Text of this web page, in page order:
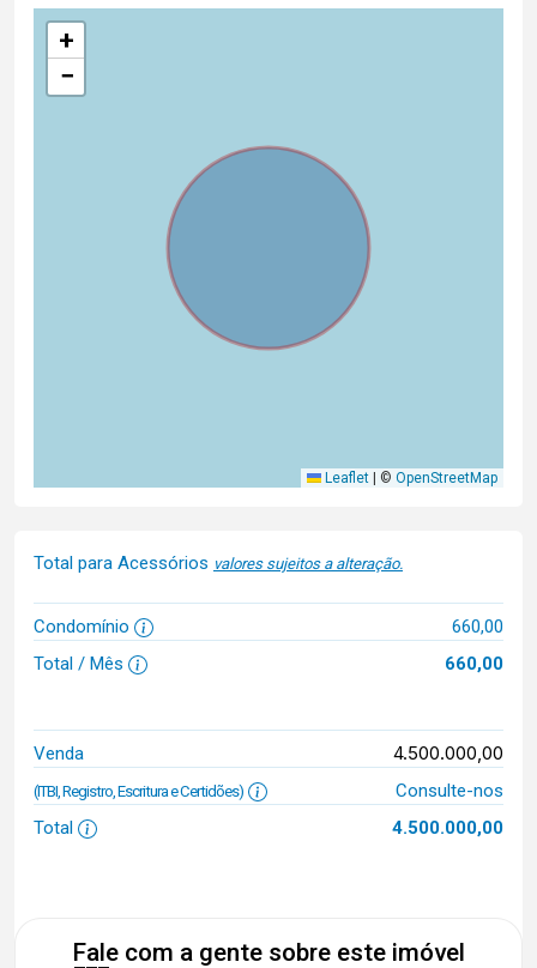
+
−
Leaflet | © OpenStreetMap
Total para Acessórios valores sujeitos a alteração.
Condomínio
660,00
Total / Mês
660,00
Venda 4.500.000,00
(ITBI, Registro, Escritura e Certidões)
Consulte-nos
Total
4.500.000,00
Fale com a gente sobre este imóvel